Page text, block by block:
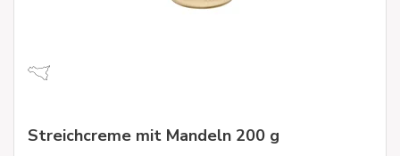
Streichcreme mit Mandeln 200 g